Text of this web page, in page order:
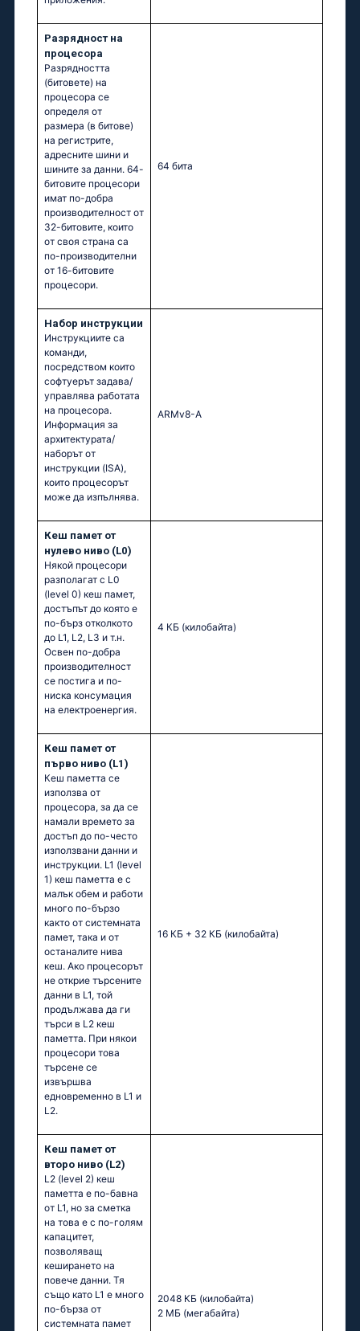
Разрядност на
процесора
Разрядността
(битовете) на
процесора се
определя от
размера (в битове)
на регистрите,
адресните шини и
шините за данни. 64-
битовите процесори
имат по-добра
производителност от
32-битовите, които
от своя страна са
по-производителни
от 16-битовите
процесори.
64 бита
Набор инструкции
Инструкциите са
команди,
посредством които
софтуерът задава/
управлява работата
на процесора.
Информация за
архитектурата/
наборът от
инструкции (ISA),
които процесорът
може да изпълнява.
ARMv8-A
Кеш памет от
нулево ниво (L0)
Някой процесори
разполагат с L0
(level 0) кеш памет,
достъпът до която е
по-бърз отколкото
до L1, L2, L3 и т.н.
Освен по-добра
производителност
се постига и по-
ниска консумация
на електроенергия.
4 КБ (килобайта)
Кеш памет от
първо ниво (L1)
Кеш паметта се
използва от
процесора, за да се
намали времето за
достъп до по-често
използвани данни и
инструкции. L1 (level
1) кеш паметта e с
малък обем и работи
много по-бързо
както от системната
памет, така и от
останалите нива
кеш. Ако процесорът
не открие търсените
данни в L1, той
продължава да ги
търси в L2 кеш
паметта. При някои
процесори това
търсене се
извършва
едновременно в L1 и
L2.
16 КБ + 32 КБ (килобайта)
Кеш памет от
второ ниво (L2)
L2 (level 2) кеш
паметта е по-бавна
от L1, но за сметка
на това е с по-голям
капацитет,
позволяващ
кеширането на
повече данни. Тя
също като L1 е много
по-бърза от
системната памет
2048 КБ (килобайта)
2 МБ (мегабайта)